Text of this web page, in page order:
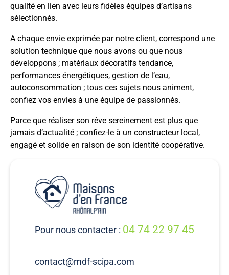
qualité en lien avec leurs fidèles équipes d’artisans
sélectionnés.
A chaque envie exprimée par notre client, correspond une
solution technique que nous avons ou que nous
développons ; matériaux décoratifs tendance,
performances énergétiques, gestion de l’eau,
autoconsommation ; tous ces sujets nous animent,
confiez vos envies à une équipe de passionnés.
Parce que réaliser son rêve sereinement est plus que
jamais d’actualité ; confiez-le à un constructeur local,
engagé et solide en raison de son identité coopérative.
Pour nous contacter : 04 74 22 97 45
contact@mdf-scipa.com